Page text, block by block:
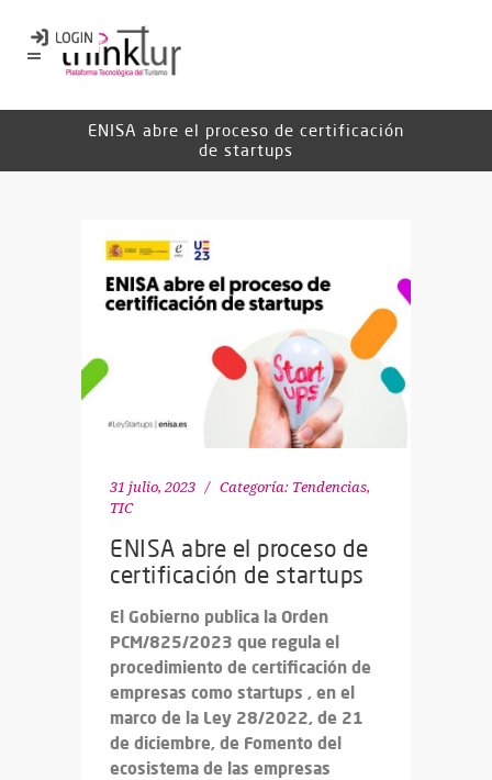
ENISA abre el proceso de certificación
de startups
31 julio, 2023 Categoría: Tendencias,
TIC
ENISA abre el proceso de
certificación de startups
El Gobierno publica la Orden
PCM/825/2023 que regula el
procedimiento de certificación de
empresas como startups , en el
marco de la Ley 28/2022, de 21
de diciembre, de Fomento del
ecosistema de las empresas